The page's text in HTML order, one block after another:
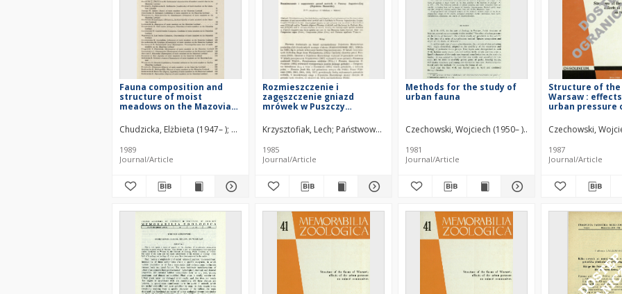
Fauna composition and
structure of moist
meadows on the Mazovian
Chudzicka, Elżbieta (1947– ) Bańkowska, Regina (1930– )
1989
Journal/Article
Rozmieszczenie i
zagęszczenie gniazd
mrówek w Puszczy
Mazurskie)
Krzysztofiak, Lech Państwowe Wydawnictwo Naukowe (1951–1992) Polska Akademia
1985
Journal/Article
Methods for the study of
urban fauna
Czechowski, Wojciech (1950– ) Mikołajczyk, Waldemar
1981
Journal/Article
Structure of
Warsaw :
urban pressure
tytułowe, spis
Czechowski,
1987
Journal/Article